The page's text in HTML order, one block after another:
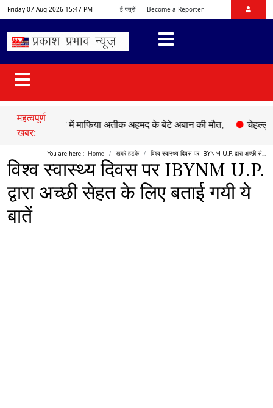
Friday 07 Aug 2026 15:47 PM ई-पत्रों Become a Reporter
महत्वपूर्ण
खबर:
हादसे में माफिया अतीक अहमद के बेटे अबान की मौत, ●चेहल्लुम पर
You are here : Home खबरें हटके विश्व स्वास्थ्य दिवस पर IBYNM U.P. द्वारा अच्छी से...
विश्व स्वास्थ्य दिवस पर IBYNM U.P.
द्वारा अच्छी सेहत के लिए बताई गयी ये
बातें